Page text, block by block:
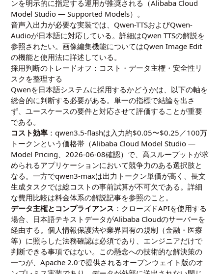
ンを明示的に指定する運用が推奨される（Alibaba Cloud
Model Studio — Supported Models）。
音声入出力が必要な実装では、Qwen-TTSおよびQwen-
Audioが日本語に対応している。詳細はQwen TTSの解説 を
参照されたい。画像編集機能についてはQwen Image Edit
の機能と使用法に詳述している。
採用判断のトレードオフ：コスト・データ主権・安全性リ
スクを整理する
Qwenを日本語システムに採用するかどうかは、以下の軸を
総合的に判断する必要がある。単一の指標で結論を出さ
ず、ユースケースの要件と対応させて評価することが重要
である。
コスト効率 ：qwen3.5-flashは入力約$0.05〜$0.25／100万
トークンという価格帯（Alibaba Cloud Model Studio —
Model Pricing 、2026-06-08確認）で、高スループットが求
められるアプリケーションにおいて競争力のある選択肢と
なる。一方でqwen3-maxは出力トークン単価が高く、長文
生成タスクでは総コストの事前試算が不可欠である。詳細
な費用比較は料金体系の解説記事を参照のこと。
データ主権とコンプライアンス ：クローズドAPIを使用する
場合、日本語テキストデータがAlibaba Cloudのサーバーを
経由する。個人情報保護法や業界固有の規制（金融・医療
等）に照らした法務確認は必須であり、エンジニアだけで
判断できる事項ではない。この懸念への技術的な解決策の
一つが、Apache 2.0で提供されるオープンウェイト版のオ